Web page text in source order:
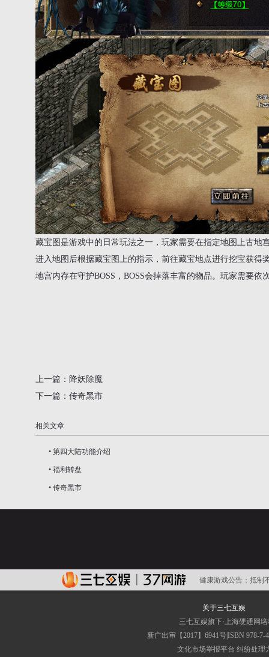
藏宝图是游戏中的日常玩法之一，玩家需要在指定地图上古地
进入地图后根据藏宝图上的指示，前往藏宝地点进行挖宝获得
地宫内存在守护BOSS，BOSS会掉落丰富的物品。玩家需要
上一篇： 降妖除魔
下一篇： 传奇黑市
相关文章
• 第四大陆功能介绍
• 福利转盘
• 传奇黑市
健康游戏公告： 抵制
关于三七互娱
三七互娱旗下·上海硬通网
新广出审【2017】6941号|ISBN 978-
文化市场举报平台 纠纷处理